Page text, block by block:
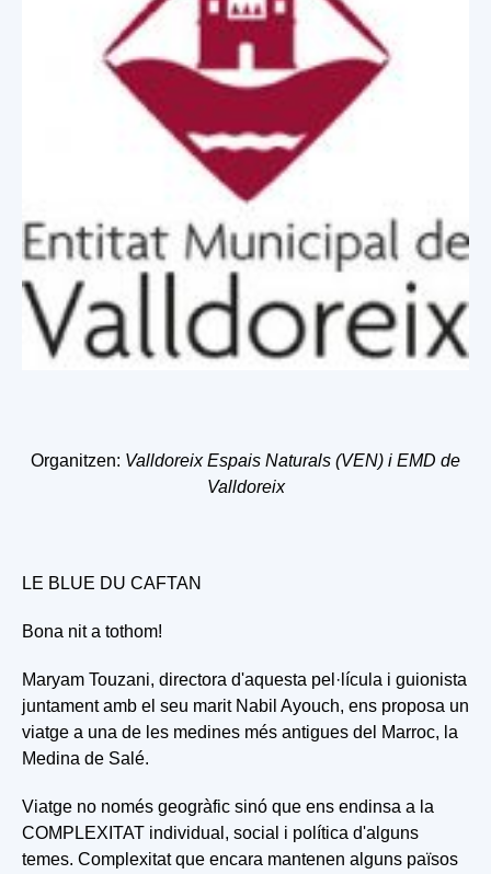
Organitzen: Valldoreix Espais Naturals (VEN) i EMD de
Valldoreix
LE BLUE DU CAFTAN
Bona nit a tothom!
Maryam Touzani, directora d'aquesta pel·lícula i guionista
juntament amb el seu marit Nabil Ayouch, ens proposa un
viatge a una de les medines més antigues del Marroc, la
Medina de Salé.
Viatge no només geogràfic sinó que ens endinsa a la
COMPLEXITAT individual, social i política d'alguns
temes. Complexitat que encara mantenen alguns països